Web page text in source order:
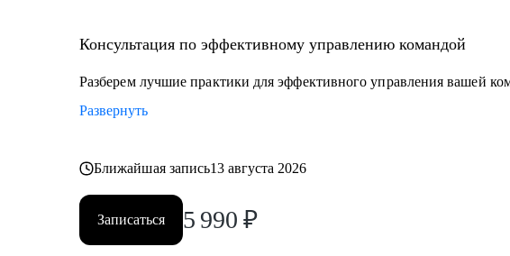
команду.
на проектах. А если ты новичок и только определяешься с выбором, я
Консультация по эффективному управлению командой
Разберем лучшие практики для эффективного управления вашей
Развернуть
Ближайшая запись13 августа 2026
Записаться 5 990 ₽